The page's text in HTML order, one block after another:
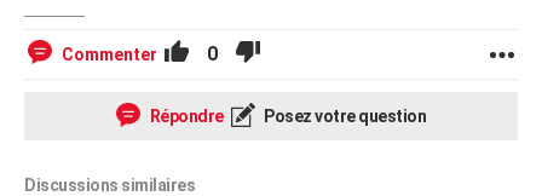
Commenter 0
Répondre Posez votre question
Discussions similaires